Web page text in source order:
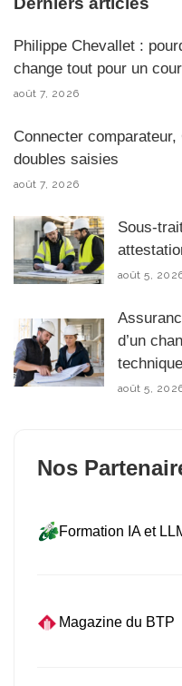
Philippe Chevallet :
change tout pour un
août 7, 2026
Connecter
doubles saisies
août 7, 2026
Sous-
août 5,
d’un
août 5,
Nos
Formation IA et
Magazine du BTP